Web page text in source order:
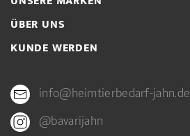
ÜBER UNS
KUNDE WERDEN
info@heimtierbedarf-jahn.de
@bavarijahn